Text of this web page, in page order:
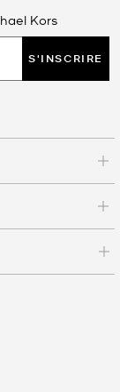
Kors
S'INSCRIRE